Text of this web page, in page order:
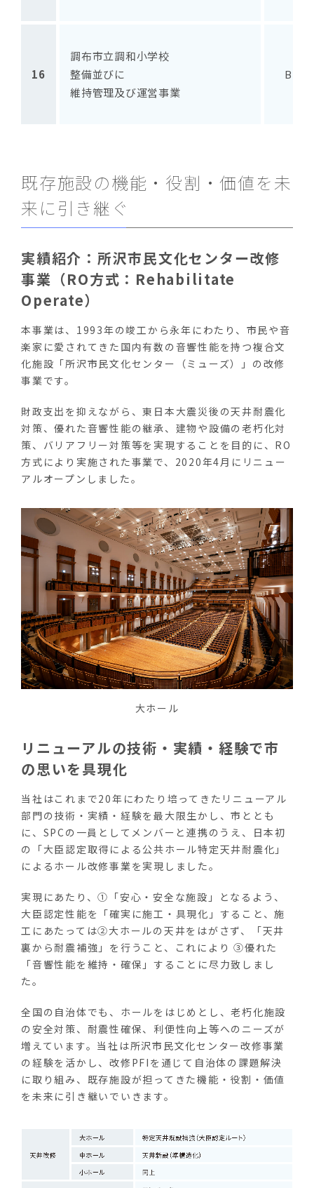
16
調布市立調和小学校
整備並びに
維持管理及び運営事業
BTO
既存施設の機能・役割・価値を未
来に引き継ぐ
実績紹介：所沢市民文化センター改修
事業（RO方式：Rehabilitate
Operate）
本事業は、1993年の竣工から永年にわたり、市民や音
楽家に愛されてきた国内有数の音響性能を持つ複合文
化施設「所沢市民文化センター（ミューズ）」の改修
事業です。
財政支出を抑えながら、東日本大震災後の天井耐震化
対策、優れた音響性能の継承、建物や設備の老朽化対
策、バリアフリー対策等を実現することを目的に、RO
方式により実施された事業で、2020年4月にリニュー
アルオープンしました。
大ホール
リニューアルの技術・実績・経験で市
の思いを具現化
当社はこれまで20年にわたり培ってきたリニューアル
部門の技術・実績・経験を最大限生かし、市ととも
に、SPCの一員としてメンバーと連携のうえ、日本初
の「大臣認定取得による公共ホール特定天井耐震化」
によるホール改修事業を実現しました。
実現にあたり、①「安心・安全な施設」となるよう、
大臣認定性能を「確実に施工・具現化」すること、施
工にあたっては②大ホールの天井をはがさず、「天井
裏から耐震補強」を行うこと、これにより ③優れた
「音響性能を維持・確保」することに尽力致しまし
た。
全国の自治体でも、ホールをはじめとし、老朽化施設
の安全対策、耐震性確保、利便性向上等へのニーズが
増えています。当社は所沢市民文化センター改修事業
の経験を活かし、改修PFIを通じて自治体の課題解決
に取り組み、既存施設が担ってきた機能・役割・価値
を未来に引き継いでいきます。